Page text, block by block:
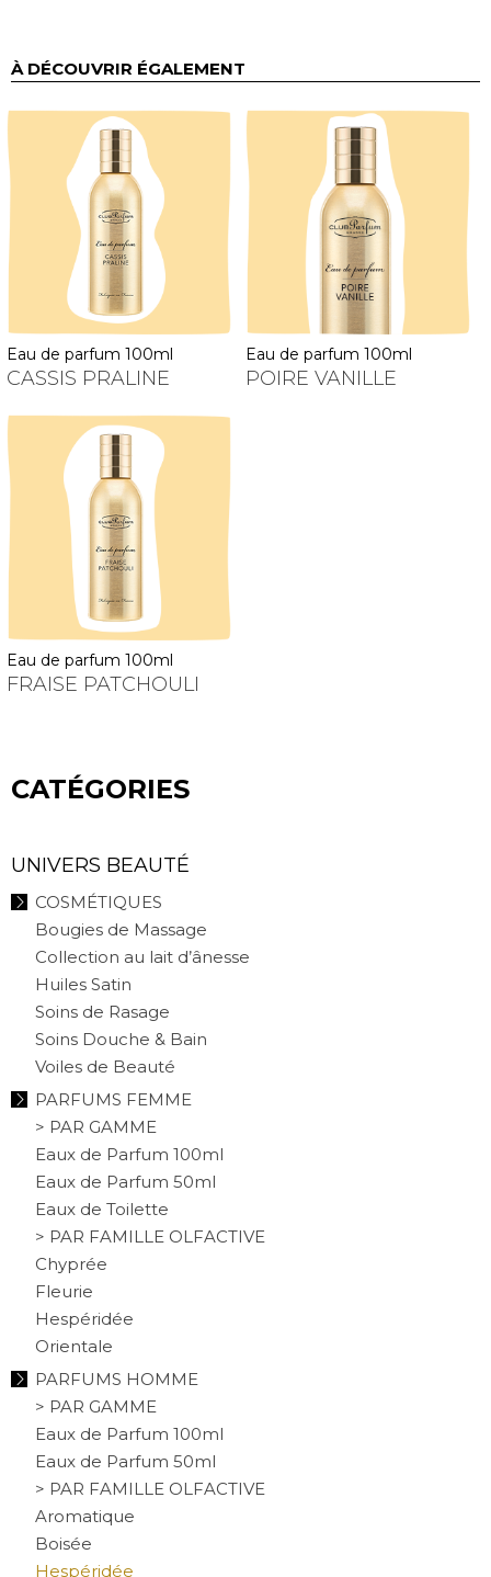
À DÉCOUVRIR ÉGALEMENT
eau de parfum 100ml
CASSIS PRALINE
eau de parfum 100ml
POIRE VANILLE
eau de parfum 100ml
FRAISE PATCHOULI
CATÉGORIES
UNIVERS BEAUTÉ
COSMÉTIQUES
Bougies de Massage
Collection au lait d’ânesse
Huiles Satin
Soins de Rasage
Soins Douche & Bain
Voiles de Beauté
PARFUMS FEMME
> PAR GAMME
Eaux de Parfum 100ml
Eaux de Parfum 50ml
Eaux de Toilette
> PAR FAMILLE OLFACTIVE
Chyprée
Fleurie
Hespéridée
Orientale
PARFUMS HOMME
> PAR GAMME
Eaux de Parfum 100ml
Eaux de Parfum 50ml
> PAR FAMILLE OLFACTIVE
Aromatique
Boisée
Hespéridée